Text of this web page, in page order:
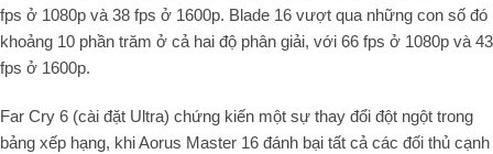
fps ở 1080p và 38 fps ở 1600p. Blade 16 vượt qua những con số đó
khoảng 10 phần trăm ở cả hai độ phân giải, với 66 fps ở 1080p và 43
fps ở 1600p.
Far Cry 6 (cài đặt Ultra) chứng kiến ​​một sự thay đổi đột ngột trong
bảng xếp hạng, khi Aorus Master 16 đánh bại tất cả các đối thủ cạnh